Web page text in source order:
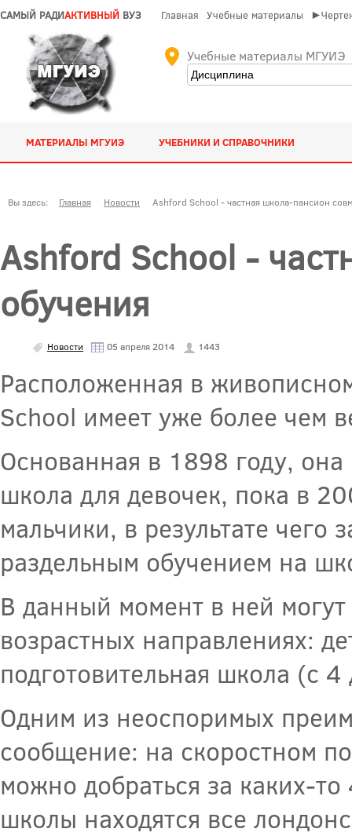
САМЫЙ РАДИАКТИВНЫЙ ВУЗ Главная Учебные материалы
Учебные материалы МГУИЭ
МАТЕРИАЛЫ МГУИЭ УЧЕБНИКИ И СПРАВОЧНИКИ
Вы здесь: Главная Новости Ashford School - частная школа-пансион
Ashford School -
обучения
Новости 05 апреля 2014 1443
Расположенная в
School имеет уже более чем
Основанная в 1898 году, она
школа для девочек, пока в
мальчики, в результате чего
раздельным обучением на
В данный момент в ней
возрастных направлениях:
подготовительная школа (с
Одним из неоспоримых
сообщение: на скоростном
можно добраться за каких-
школы находятся все